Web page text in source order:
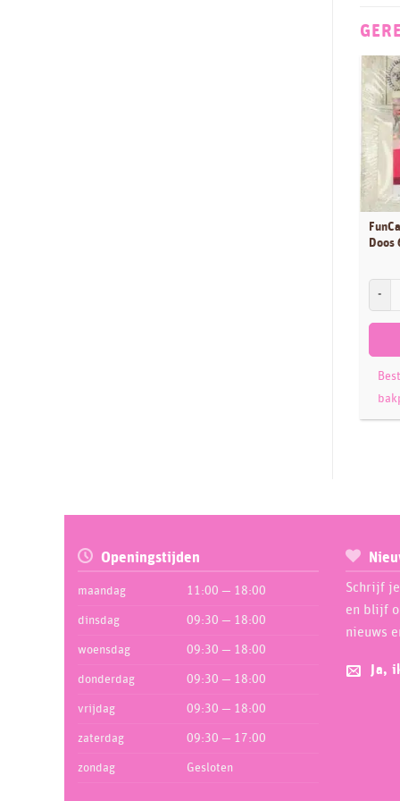
68
Katy Sue
LaCucina
Leman
LorAnn
LOYAL
Madame LouLou 1
Magic Colours 6
Doos
Openingstijden
maandag 11:00 — 18:00
dinsdag 09:30 — 18:00
woensdag 09:30 — 18:00
donderdag 09:30 — 18:00
vrijdag 09:30 — 18:00
zaterdag 09:30 — 17:00
zondag Gesloten
Schrijf
en blijf
nieuws
Ja,